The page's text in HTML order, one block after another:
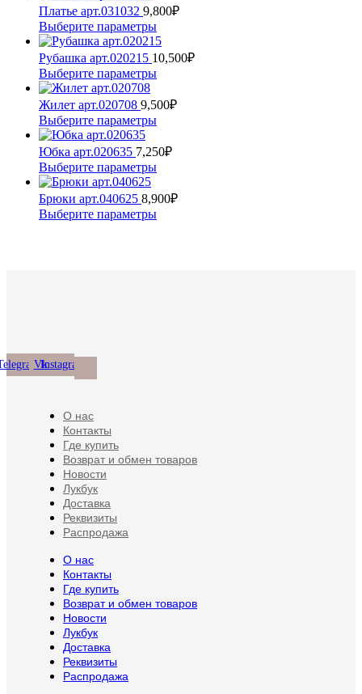
имеет
несколько
вариаций.
Опции
можно
выбрать
странице
товара.
Платье арт.031032 9,800₽
Выберите параметрыЭтот
товар
имеет
несколько
вариаций.
Опции
можно
выбрать
странице
товара.
Рубашка арт.020215 10,500₽
Выберите параметрыЭтот
имеет
несколько
вариаций.
Опции
можно
выбрать
странице
товара.
Жилет арт.020708 9,500₽
Выберите параметрыЭтот
имеет
несколько
вариаций.
Опции
можно
выбрать
Юбка арт.020635 7,250₽
Выберите параметрыЭтот
имеет
несколько
вариаций.
Брюки арт.040625 8,900₽
Выберите параметрыЭтот
VkInstagram
О нас
Контакты
Где купить
Возврат и обмен товаров
Новости
Лукбук
Доставка
Реквизиты
Распродажа
О нас
Контакты
Где купить
Возврат и обмен товаров
Новости
Лукбук
Доставка
Реквизиты
Распродажа